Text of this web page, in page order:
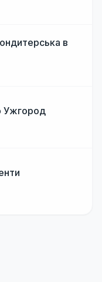
затишок
в
Ужгород